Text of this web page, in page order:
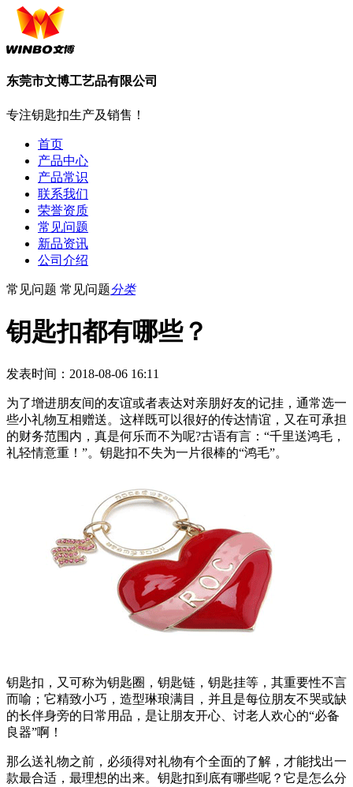
东莞市文博工艺品有限公司
专注钥匙扣生产及销售！
首页
产品中心
产品常识
联系我们
荣誉资质
常见问题
新品资讯
公司介绍
常见问题 常见问题分类
钥匙扣都有哪些？
发表时间：2018-08-06 16:11
为了增进朋友间的友谊或者表达对亲朋好友的记挂，通常选一
些小礼物互相赠送。这样既可以很好的传达情谊，又在可承担
的财务范围内，真是何乐而不为呢?古语有言：“千里送鸿毛，
礼轻情意重！”。钥匙扣不失为一片很棒的“鸿毛”。
钥匙扣，又可称为钥匙圈，钥匙链，钥匙挂等，其重要性不言
而喻；它精致小巧，造型琳琅满目，并且是每位朋友不哭或缺
的长伴身旁的日常用品，是让朋友开心、讨老人欢心的“必备
良器”啊！
那么送礼物之前，必须得对礼物有个全面的了解，才能找出一
款最合适，最理想的出来。钥匙扣到底有哪些呢？它是怎么分